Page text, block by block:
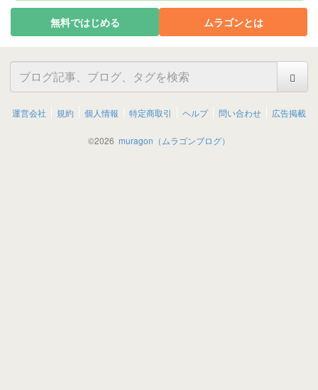
無料ではじめる ムラゴンとは
運営会社 規約 個人情報 特定商取引 ヘルプ 問い合わせ 広告掲載
©2026 muragon（ムラゴンブログ）